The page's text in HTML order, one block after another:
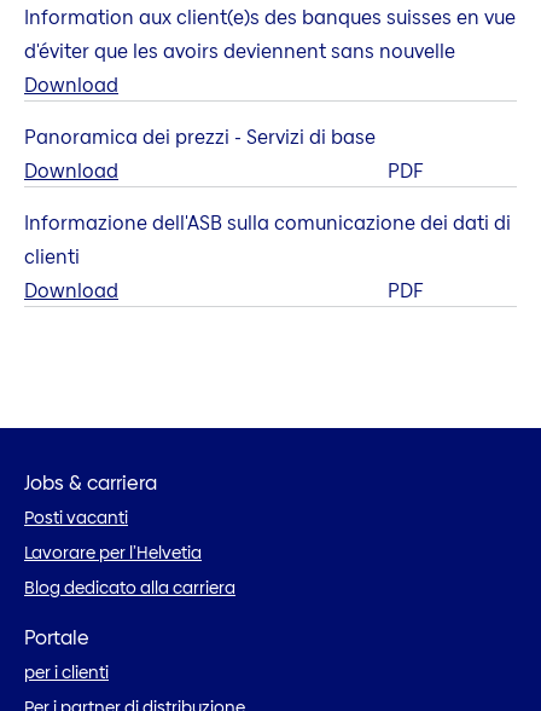
Information aux client(e)s des banques suisses en vue
d'éviter que les avoirs deviennent sans nouvelle
Download
Panoramica dei prezzi - Servizi di base
Download
PDF
Informazione dell'ASB sulla comunicazione dei dati di
clienti
Download
PDF
Jobs & carriera
Posti vacanti
Lavorare per l’Helvetia
Blog dedicato alla carriera
Portale
per i clienti